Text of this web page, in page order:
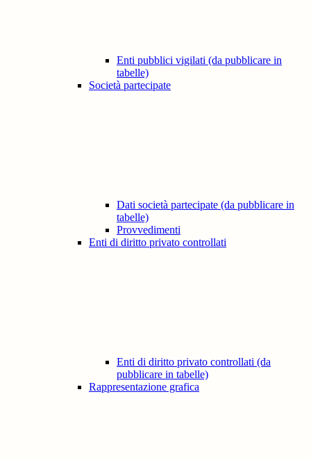
Enti pubblici vigilati (da pubblicare in
tabelle)
Società partecipate
Dati società partecipate (da pubblicare in
tabelle)
Provvedimenti
Enti di diritto privato controllati
Enti di diritto privato controllati (da
pubblicare in tabelle)
Rappresentazione grafica